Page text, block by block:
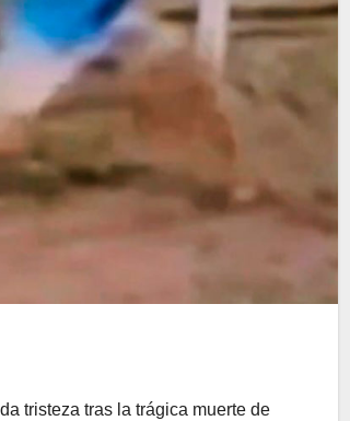
tristeza tras la trágica muerte de